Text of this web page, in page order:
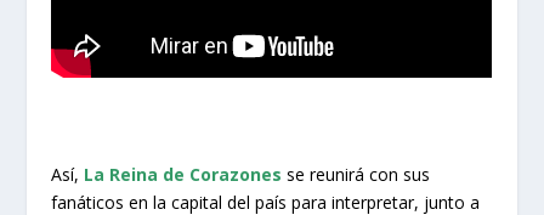
Así, La Reina de Corazones se reunirá con sus
fanáticos en la capital del país para interpretar, junto a